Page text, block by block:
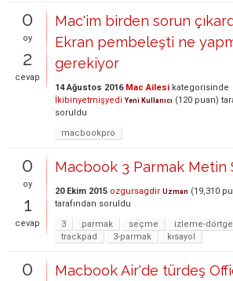
0
oy
2
cevap
Mac'im birden sorun
Ekran pembeleşti ne
gerekiyor
14 Ağustos 2016 Mac Ailesi kategorisinde
İkibinyetmişyedi Yeni Kullanıcı (120 puan)
soruldu
macbookpro
0
oy
1
cevap
Macbook 3 Parmak Metin
20 Ekim 2015 ozgursagdir Uzman (19,310
tarafından soruldu
3
parmak seçme
izleme-
trackpad
3-parmak kısayol
0
Macbook Air'de türdeş